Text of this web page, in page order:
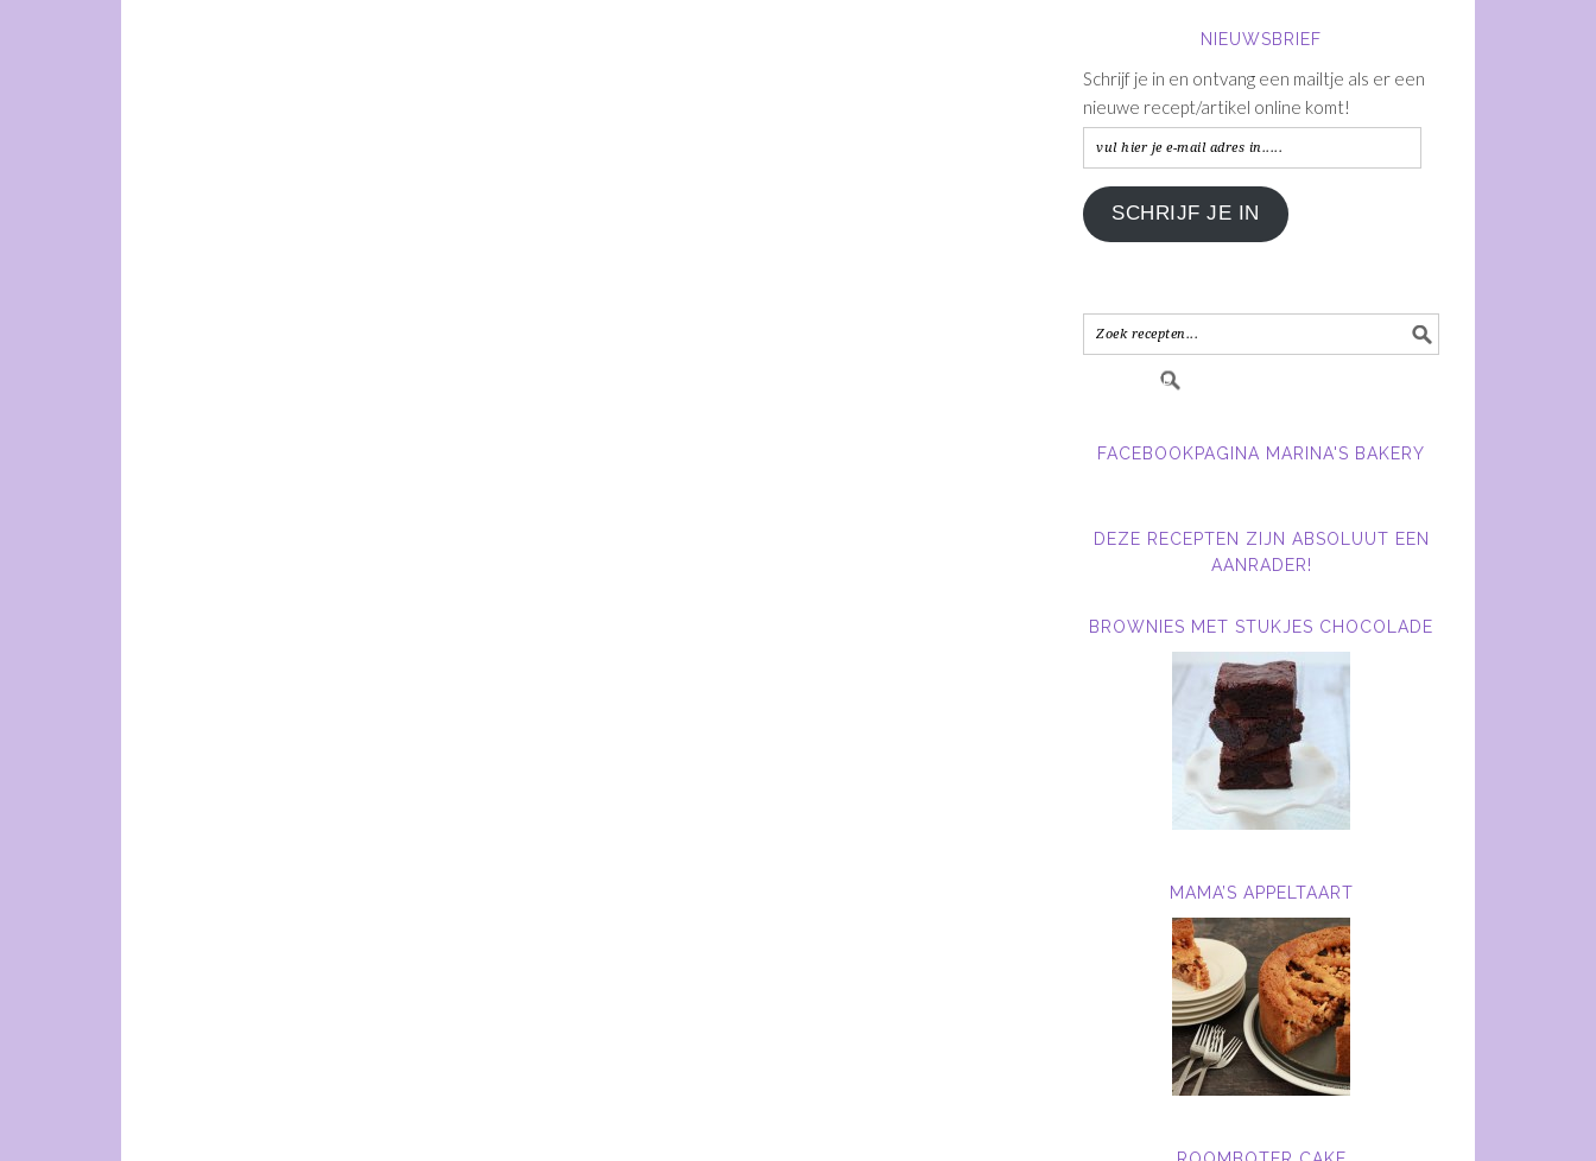
NIEUWSBRIEF
Schrijf je in en ontvang een mailtje als er een
nieuwe recept/artikel online komt!
vul
hier
je
e-
in.....
SCHRIJF JE IN
FACEBOOKPAGINA MARINA'S BAKERY
DEZE RECEPTEN ZIJN ABSOLUUT EEN
AANRADER!
BROWNIES MET STUKJES CHOCOLADE
MAMA’S APPELTAART